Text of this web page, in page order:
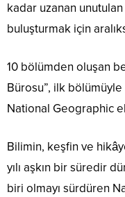
kadar uzanan
buluşturmak için
10 bölümden oluşan
Bürosu”, ilk bölümüyle
National Geographic
Bilimin, keşfin ve
yılı aşkın bir süredir
biri olmayı sürdüren